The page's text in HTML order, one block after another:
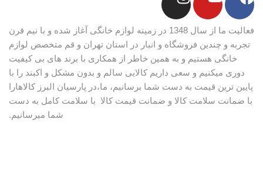
فعالیت ما از سال 1348 در زمینه لوازم خانگی آغاز شده و با نیم قرن
تجربه و چندین فروشگاه و انبار در استان تهران و قم متخصص لوازم
خانگی هستیم و به همین خاطر از همکاری با برند های بی کیفیت
دوری میکنیم و سعی داریم کالایی سالم و بدون مشکل و اکبند را با
پایین ترین قیمت به دست شما برسانیم، ما،در پارسیان البرز کالاهارا
با ضمانت سلامت کالا و ضمانت قیمت کالا با سلامت کامل به دست
شما میرسانیم.